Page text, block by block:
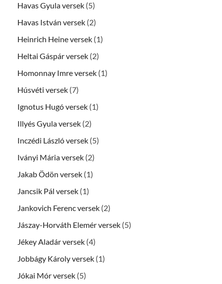
Havas Gyula versek (5)
Havas István versek (2)
Heinrich Heine versek (1)
Heltai Gáspár versek (2)
Homonnay Imre versek (1)
Húsvéti versek (7)
Ignotus Hugó versek (1)
Illyés Gyula versek (2)
Inczédi László versek (5)
Iványi Mária versek (2)
Jakab Ödön versek (1)
Jancsik Pál versek (1)
Jankovich Ferenc versek (2)
Jászay-Horváth Elemér versek (5)
Jékey Aladár versek (4)
Jobbágy Károly versek (1)
Jókai Mór versek (5)